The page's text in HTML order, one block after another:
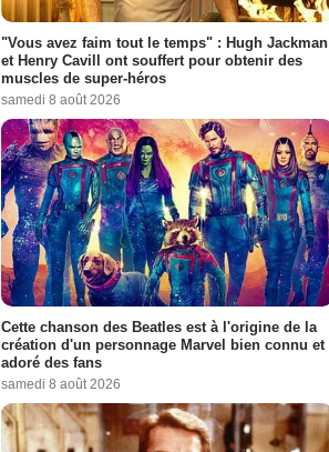
"Vous avez faim tout le temps" : Hugh Jackman
et Henry Cavill ont souffert pour obtenir des
muscles de super-héros
samedi 8 août 2026
Cette chanson des Beatles est à l'origine de la
création d'un personnage Marvel bien connu et
adoré des fans
samedi 8 août 2026